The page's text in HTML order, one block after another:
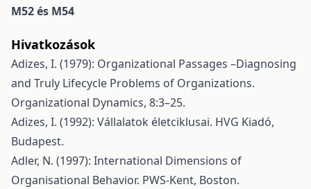
M52 és M54
Hivatkozások
Adizes, I. (1979): Organizational Passages –Diagnosing
and Truly Lifecycle Problems of Organizations.
Organizational Dynamics, 8:3–25.
Adizes, I. (1992): Vállalatok életciklusai. HVG Kiadó,
Budapest.
Adler, N. (1997): International Dimensions of
Organisational Behavior. PWS-Kent, Boston.